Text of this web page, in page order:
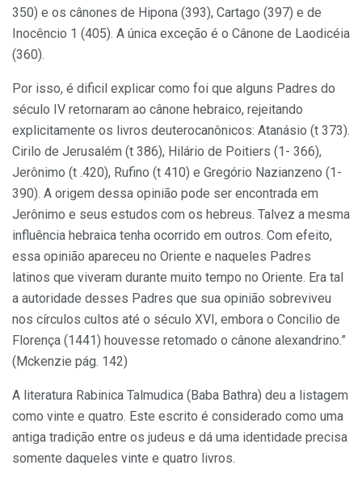
350) e os cânones de Hipona (393), Cartago (397) e de
Inocêncio 1 (405). A única exceção é o Cânone de Laodicéia
(360).
Por isso, é dificil explicar como foi que alguns Padres do
século IV retornaram ao cânone hebraico, rejeitando
explicitamente os livros deuterocanônicos: Atanásio (t 373).
Cirilo de Jerusalém (t 386), Hilário de Poitiers (1- 366),
Jerônimo (t .420), Rufino (t 410) e Gregório Nazianzeno (1-
390). A origem dessa opinião pode ser encontrada em
Jerônimo e seus estudos com os hebreus. Talvez a mesma
influência hebraica tenha ocorrido em outros. Com efeito,
essa opinião apareceu no Oriente e naqueles Padres
latinos que viveram durante muito tempo no Oriente. Era tal
a autoridade desses Padres que sua opinião sobreviveu
nos círculos cultos até o século XVI, embora o Concilio de
Florença (1441) houvesse retomado o cânone alexandrino.”
(Mckenzie pág. 142)
A literatura Rabinica Talmudica (Baba Bathra) deu a listagem
como vinte e quatro. Este escrito é considerado como uma
antiga tradição entre os judeus e dá uma identidade precisa
somente daqueles vinte e quatro livros.